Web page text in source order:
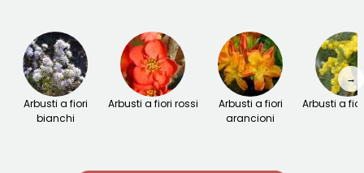
Arbusti a fiori
bianchi
Arbusti a fiori rossi
Arbusti a fiori
arancioni
Arbusti a
→